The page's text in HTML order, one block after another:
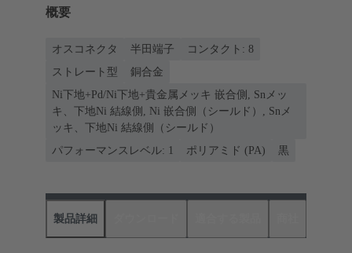
概要
オスコネクタ 半田端子
コンタクト: 8
ストレート型
銅合金
Ni下地+Pd/Ni下地+貴金属メッキ 嵌合側, Snメッ
キ、下地Ni 結線側, Ni 嵌合側（シールド）, Snメ
ッキ、下地Ni 結線側（シールド）
パフォーマンスレベル: 1
ポリアミド (PA) 黒
製品詳細